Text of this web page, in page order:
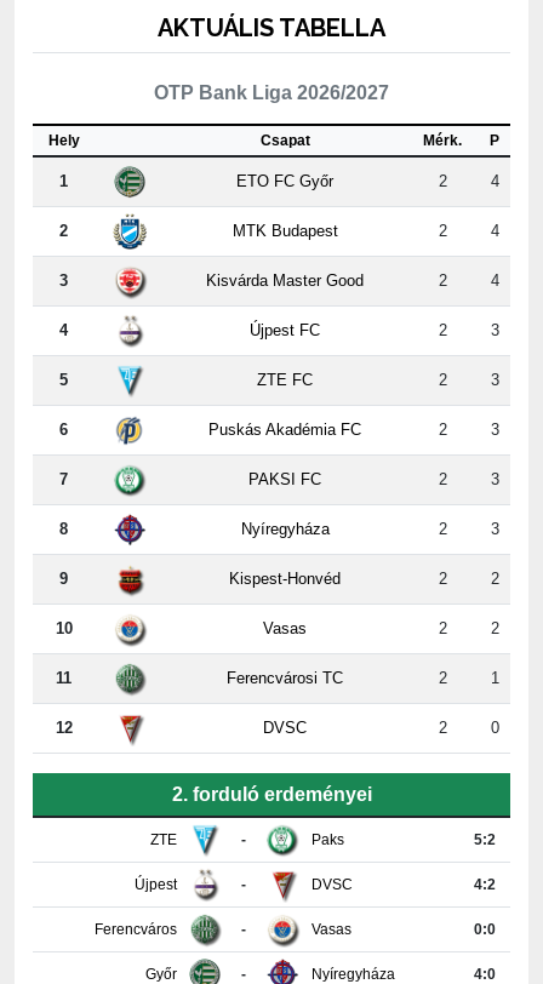
OTP Bank Liga 2026/2027
Csapat
1 ETO FC Győr 2 4
2 MTK Budapest 2 4
3 Kisvárda Master Good 2 4
4 Újpest FC 2 3
5 ZTE FC 2 3
6 Puskás Akadémia FC 2 3
7 PAKSI FC 2 3
8 Nyíregyháza 2 3
9 Kispest-Honvéd 2 2
10 Vasas 2 2
11 Ferencvárosi TC 2 1
12 DVSC 2 0
ZTE - Paks
Újpest DVSC 4:2
Ferencváros Vasas 0:0
Győr Nyíregyháza 4:0
Honvéd MTK 3:3